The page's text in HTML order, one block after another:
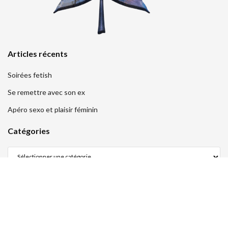
Articles récents
Soirées fetish
Se remettre avec son ex
Apéro sexo et plaisir féminin
Catégories